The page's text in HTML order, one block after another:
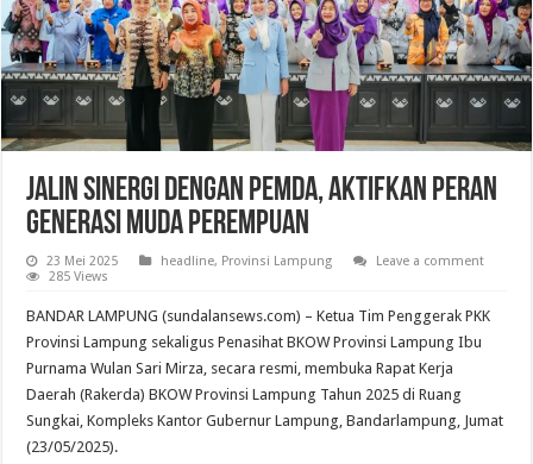
Jalin Sinergi dengan Pemda, Aktifkan Peran
Generasi Muda Perempuan
23 Mei 2025 headline, Provinsi Lampung
Leave a comment
285 Views
BANDAR LAMPUNG (sundalansews.com) – Ketua Tim Penggerak PKK
Provinsi Lampung sekaligus Penasihat BKOW Provinsi Lampung Ibu
Purnama Wulan Sari Mirza, secara resmi, membuka Rapat Kerja
Daerah (Rakerda) BKOW Provinsi Lampung Tahun 2025 di Ruang
Sungkai, Kompleks Kantor Gubernur Lampung, Bandarlampung, Jumat
(23/05/2025).